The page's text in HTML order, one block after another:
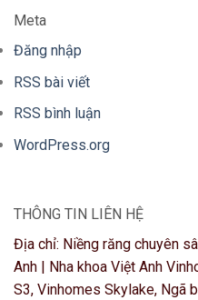
Meta
Đăng nhập
RSS bài viết
RSS bình luận
WordPress.org
THÔNG TIN LIÊN HỆ
Địa chỉ: Niềng răng chuyên
Anh | Nha khoa Việt Anh
S3, Vinhomes Skylake, Ngã